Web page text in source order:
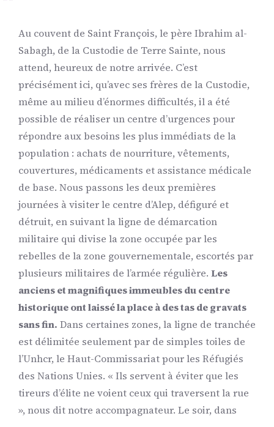
Au couvent de Saint François, le père Ibrahim al-
Sabagh, de la Custodie de Terre Sainte, nous
attend, heureux de notre arrivée. C’est
précisément ici, qu’avec ses frères de la Custodie,
même au milieu d’énormes difficultés, il a été
possible de réaliser un centre d’urgences pour
répondre aux besoins les plus immédiats de la
population : achats de nourriture, vêtements,
couvertures, médicaments et assistance médicale
de base. Nous passons les deux premières
journées à visiter le centre d’Alep, défiguré et
détruit, en suivant la ligne de démarcation
militaire qui divise la zone occupée par les
rebelles de la zone gouvernementale, escortés par
plusieurs militaires de l’armée régulière. Les
anciens et magnifiques immeubles du centre
historique ont laissé la place à des tas de gravats
sans fin. Dans certaines zones, la ligne de tranchée
est délimitée seulement par de simples toiles de
l’Unhcr, le Haut-Commissariat pour les Réfugiés
des Nations Unies. « Ils servent à éviter que les
tireurs d’élite ne voient ceux qui traversent la rue
», nous dit notre accompagnateur. Le soir, dans